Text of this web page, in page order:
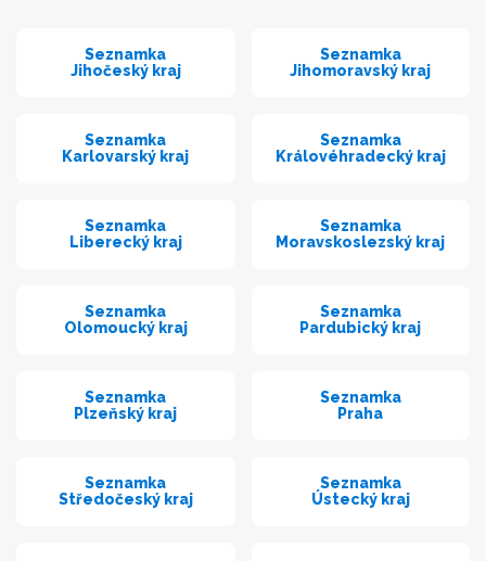
Seznamka
Jihočeský kraj
Seznamka
Jihomoravský kraj
Seznamka
Karlovarský kraj
Seznamka
Královéhradecký kraj
Seznamka
Liberecký kraj
Seznamka
Moravskoslezský kraj
Seznamka
Olomoucký kraj
Seznamka
Pardubický kraj
Seznamka
Plzeňský kraj
Seznamka
Praha
Seznamka
Středočeský kraj
Seznamka
Ústecký kraj